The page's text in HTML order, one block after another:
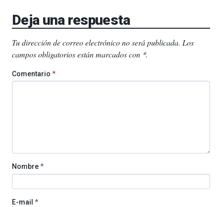
Deja una respuesta
Tu dirección de correo electrónico no será publicada. Los
campos obligatorios están marcados con *.
Comentario *
Nombre*
E-mail *